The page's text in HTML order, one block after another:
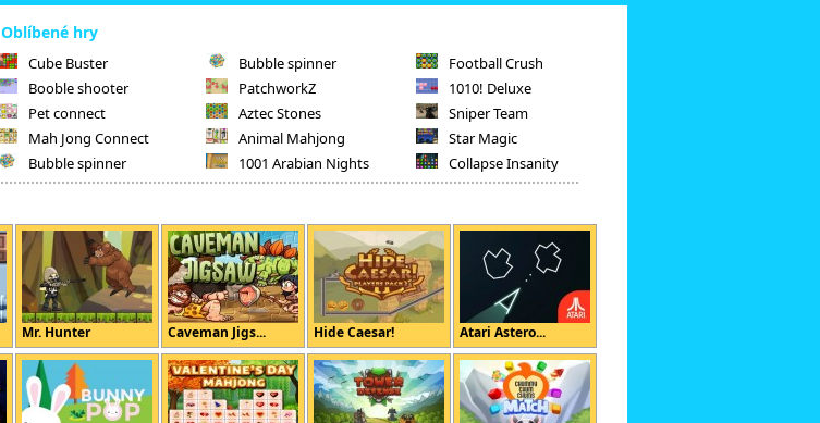
Oblíbené hry
Cube Buster
Booble shooter
Pet connect
Mah Jong Connect
Bubble spinner
Bubble spinner
PatchworkZ
Aztec Stones
Animal Mahjong
1001 Arabian Nights
Football Crush
1010! Deluxe
Sniper Team
Star Magic
Collapse Insanity
Mr. Hunter Caveman Jigs... Hide Caesar! Atari Astero...